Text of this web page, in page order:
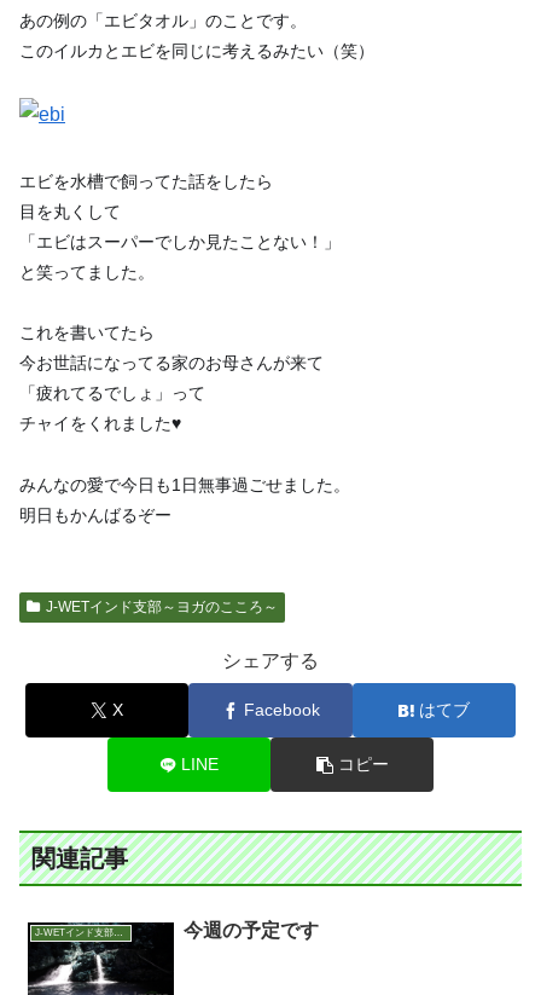
あの例の「エビタオル」のことです。
このイルカとエビを同じに考えるみたい（笑）
エビを水槽で飼ってた話をしたら
目を丸くして
「エビはスーパーでしか見たことない！」
と笑ってました。
これを書いてたら
今お世話になってる家のお母さんが来て
「疲れてるでしょ」って
チャイをくれました♥
みんなの愛で今日も1日無事過ごせました。
明日もかんばるぞー
J-WETインド支部～ヨガのこころ～
シェアする
X Facebook はてブ
LINE コピー
関連記事
J-WETインド支部～ヨガのこころ～ 今週の予定です